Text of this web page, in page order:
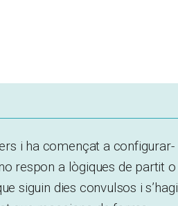
i ha començat a configurar-
respon a lògiques de partit o
siguin dies convulsos i s’hagi